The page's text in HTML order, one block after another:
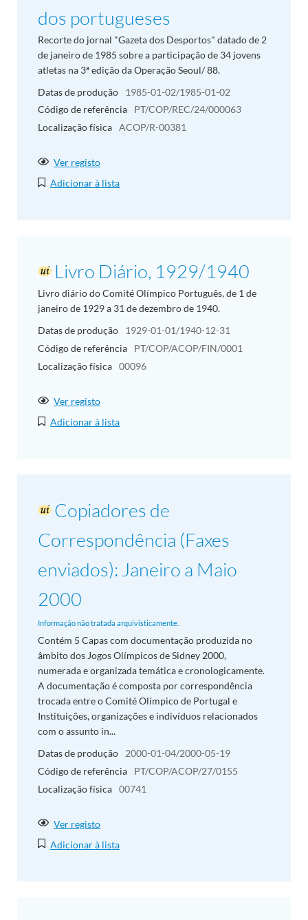
dos portugueses
Recorte do jornal "Gazeta dos Desportos" datado de 2
de janeiro de 1985 sobre a participação de 34 jovens
atletas na 3ª edição da Operação Seoul/ 88.
Datas de produção
1985-01-02/1985-01-02
Código de referência
PT/COP/REC/24/000063
Localização física ACOP/R-00381
Ver registo
Adicionar à lista
Livro Diário, 1929/1940
Livro diário do Comité Olímpico Português, de 1 de
janeiro de 1929 a 31 de dezembro de 1940.
Datas de produção
1929-01-01/1940-12-31
Código de referência
PT/COP/ACOP/FIN/0001
Localização física 00096
Ver registo
Adicionar à lista
Copiadores de
Correspondência (Faxes
enviados): Janeiro a Maio
2000
Informação não tratada arquivisticamente.
Contém 5 Capas com documentação produzida no
âmbito dos Jogos Olímpicos de Sidney 2000,
numerada e organizada temática e cronologicamente.
A documentação é composta por correspondência
trocada entre o Comité Olímpico de Portugal e
Instituições, organizações e indivíduos relacionados
com o assunto in...
Datas de produção
2000-01-04/2000-05-19
Código de referência
PT/COP/ACOP/27/0155
Localização física 00741
Ver registo
Adicionar à lista